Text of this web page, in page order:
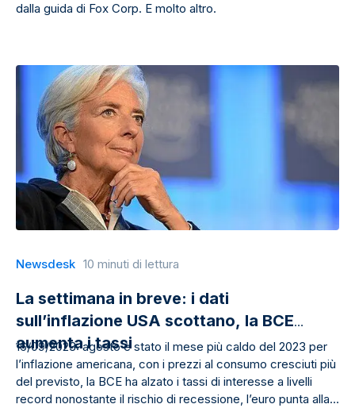
dalla guida di Fox Corp. E molto altro.
Newsdesk 10 minuti di lettura
La settimana in breve: i dati
sull’inflazione USA scottano, la BCE
aumenta i tassi
16/09/2023: agosto è stato il mese più caldo del 2023 per
l’inflazione americana, con i prezzi al consumo cresciuti più
del previsto, la BCE ha alzato i tassi di interesse a livelli
record nonostante il rischio di recessione, l’euro punta alla